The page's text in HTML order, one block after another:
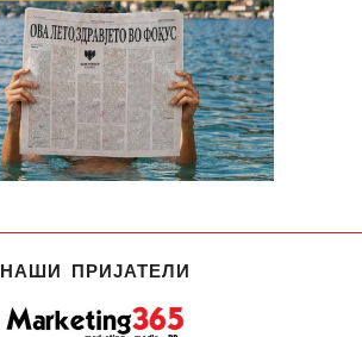
НАШИ ПРИЈАТЕЛИ